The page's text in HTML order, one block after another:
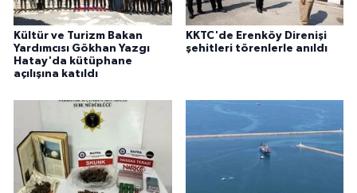
Kültür ve Turizm Bakan
Yardımcısı Gökhan Yazgı
Hatay'da kütüphane
açılışına katıldı
KKTC'de Erenköy Direnişi
şehitleri törenlerle anıldı